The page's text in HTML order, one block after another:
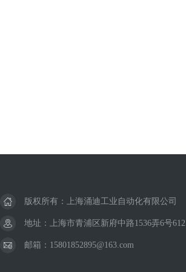
版权所有：上海涌迪工业自动化有限公司
地址：上海市青浦区新府中路1536弄6号612
邮箱：15801852895@163.com